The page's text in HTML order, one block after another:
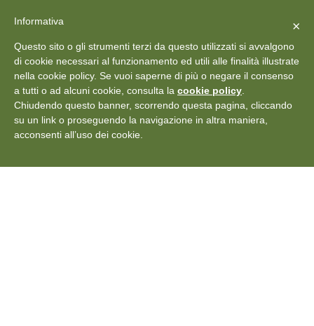
+39 011 18867102 info@aceper.it Statuto
Aceper
Transizione energetica e
Vedi: Protezione dei dati personali ×
Informativa
Questo sito o gli strumenti terzi da questo utilizzati si avvalgono
di cookie necessari al funzionamento ed utili alle finalità illustrate
nella cookie policy. Se vuoi saperne di più o negare il consenso
a tutti o ad alcuni cookie, consulta la cookie policy
Chiudendo questo banner, scorrendo questa pagina, cliccando
su un link o proseguendo la navigazione in altra maniera,
acconsenti all’uso dei cookie.